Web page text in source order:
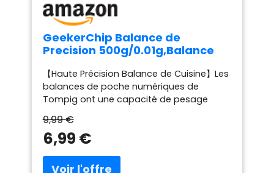
GeekerChip Balance de
Precision 500g/0.01g,Balance
Rétroéclairé,Balance De Cuisine
NuméRiques,Balance
Numérique avec Fonction de
Tare(7 Unités)
【Haute Précision Balance de Cuisine】Les
balances de poche numériques de
Tompig ont une capacité de pesage
lire en unités de 0,01 gramme. Elles utilisent
des capteurs de haute précision pour des
【Haute Qualité et Durable】La balance
9,99 €
6,99 €